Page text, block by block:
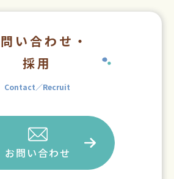
い合わせ・
採用
Contact／Recruit
お問い合わせ